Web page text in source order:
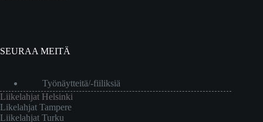
SEURAA MEITÄ
Työnäytteitä/-fiiliksiä
Liikelahjat Helsinki
Likelahjat Tampere
Liikelahjat Turku